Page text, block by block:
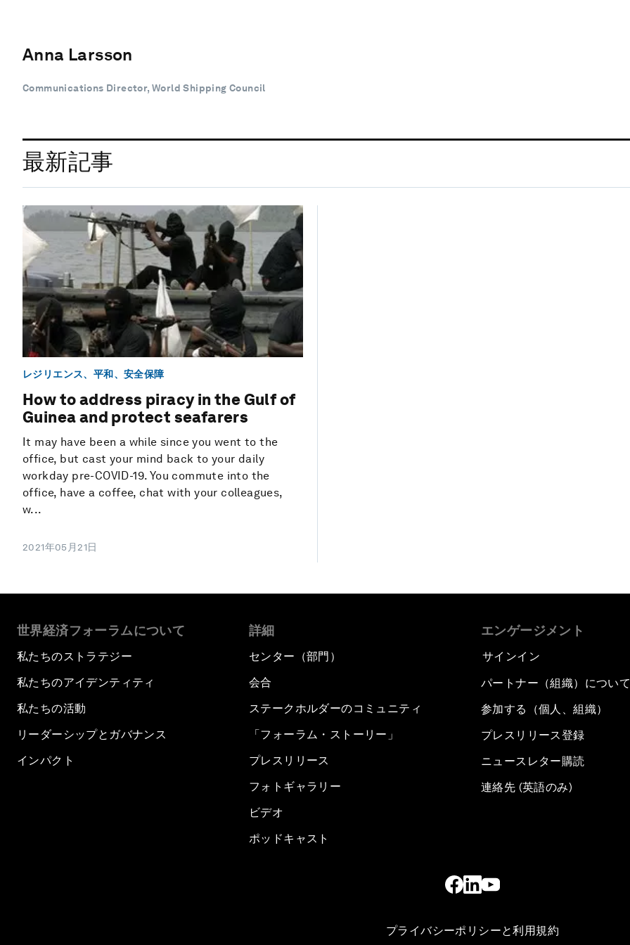
Anna Larsson
Communications Director, World Shipping Council
最新記事
レジリエンス、平和、安全保障
How to address piracy in the Gulf of
Guinea and protect seafarers
It may have been a while since you went to the
office, but cast your mind back to your daily
workday pre-COVID-19. You commute into the
office, have a coffee, chat with your colleagues,
w...
2021年05月21日
世界経済フォーラムについて
私たちのストラテジー
私たちのアイデンティティ
私たちの活動
リーダーシップとガバナンス
インパクト
詳細
センター（部門）
会合
ステークホルダーのコミュニティ
「フォーラム・ストーリー」
プレスリリース
フォトギャラリー
ビデオ
ポッドキャスト
エンゲージメント
サインイン
パートナー（組織）について
参加する（個人、組織）
プレスリリース登録
ニュースレター購読
連絡先 (英語のみ)
プライバシーポリシーと利用規約